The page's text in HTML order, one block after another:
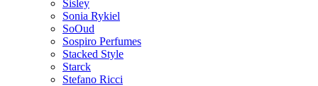
Sisley
Sonia Rykiel
SoOud
Sospiro Perfumes
Stacked Style
Starck
Stefano Ricci